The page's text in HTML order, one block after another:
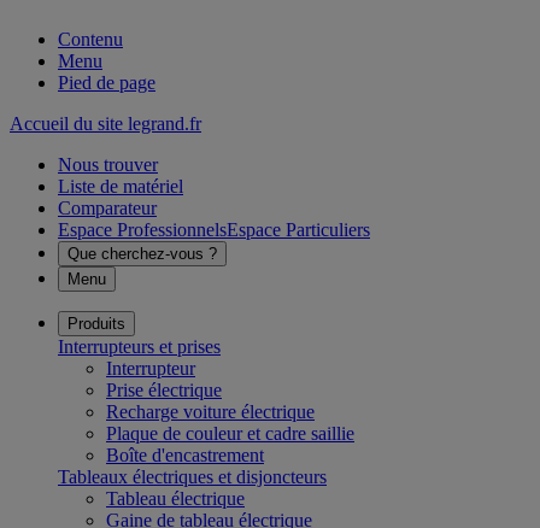
Contenu
Menu
Pied de page
Accueil du site legrand.fr
Nous trouver
Liste de matériel
Comparateur
Espace ProfessionnelsEspace Particuliers
Que cherchez-vous ?
Menu
Produits
Interrupteurs et prises
Interrupteur
Prise électrique
Recharge voiture électrique
Plaque de couleur et cadre saillie
Boîte d'encastrement
Tableaux électriques et disjoncteurs
Tableau électrique
Gaine de tableau électrique